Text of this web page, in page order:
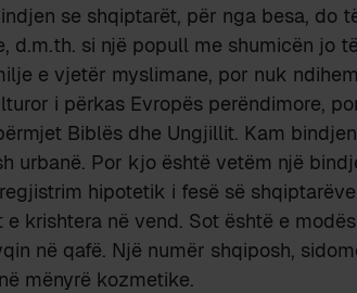
se shqiptarët, për nga besa, do
d.m.th. si një popull me shumicën jo
e vjetër myslimane, por nuk
i përkas Evropës perëndimore,
Biblës dhe Ungjillit. Kam
urbanë. Por kjo është vetëm një
hipotetik i fesë së
krishtera në vend. Sot është e
në qafë. Një numër shqiposh,
mënyrë kozmetike.